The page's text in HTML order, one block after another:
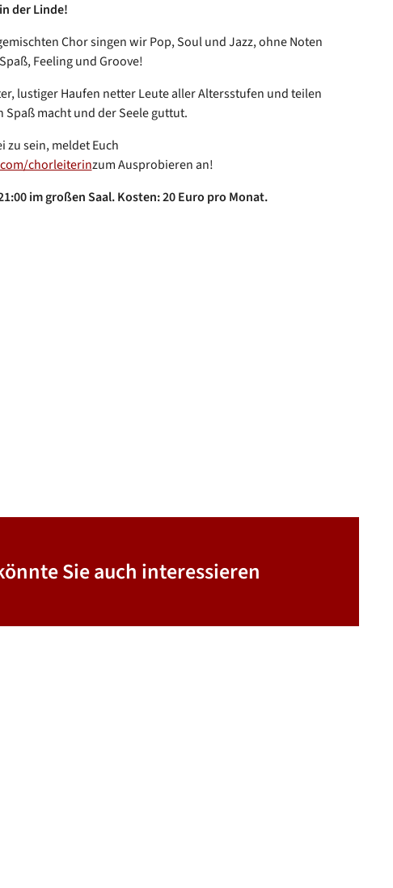
der Linde!
Chor singen wir Pop, Soul und Jazz, ohne Noten
Feeling und Groove!
lustiger Haufen netter Leute aller Altersstufen und teilen
Spaß macht und der Seele guttut.
zu sein, meldet Euch
chorleiterinzum Ausprobieren an!
im großen Saal. Kosten: 20 Euro pro Monat.
Sie auch interessieren